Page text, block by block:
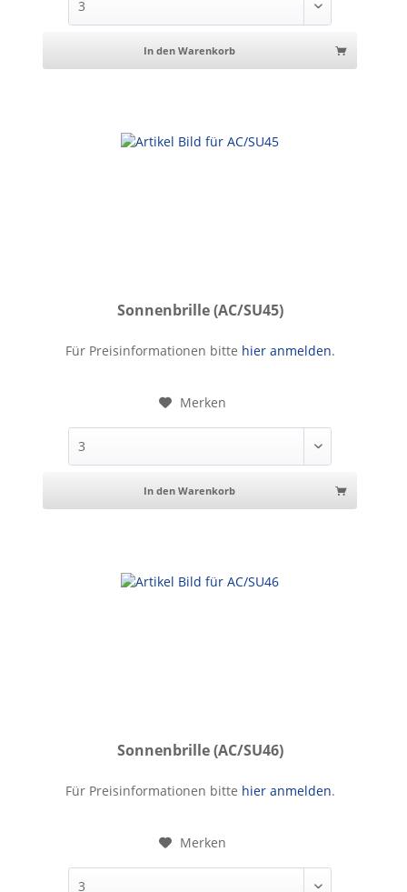
In den Warenkorb
Sonnenbrille (AC/SU45)
Sonnenbrille
Für Preisinformationen bitte hier anmelden.
Merken
In den Warenkorb
Sonnenbrille (AC/SU46)
Sonnenbrille
Für Preisinformationen bitte hier anmelden.
Merken